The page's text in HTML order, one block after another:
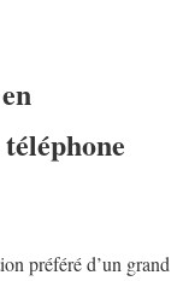
préféré d’un grand